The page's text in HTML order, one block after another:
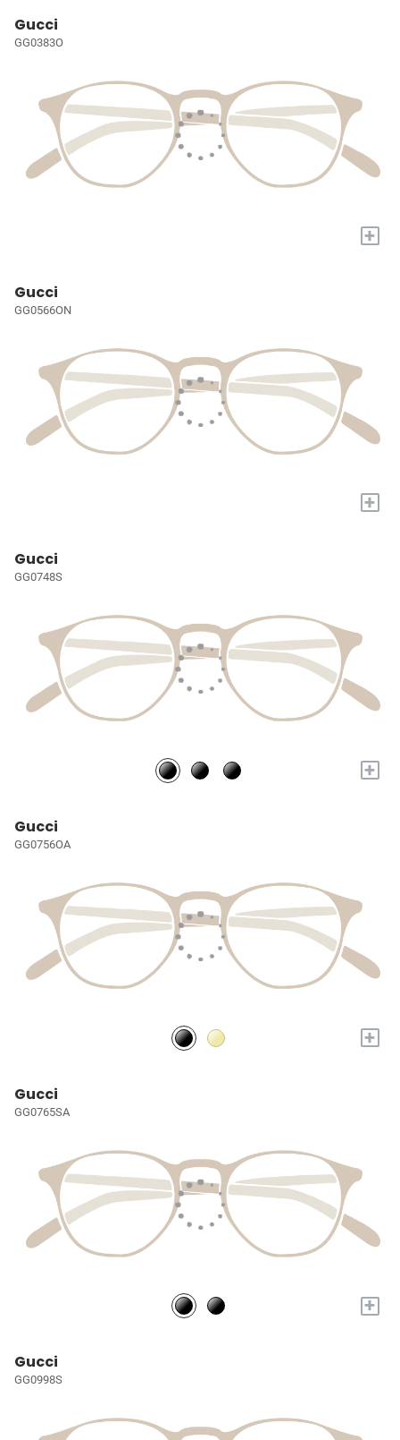
Gucci
GG0383O
+
Gucci
GG0566ON
+
Gucci
GG0748S
+
Gucci
GG0756OA
+
Gucci
GG0765SA
+
Gucci
GG0998S